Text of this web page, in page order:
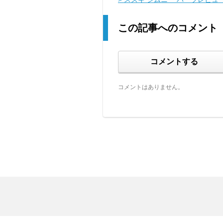
この記事へのコメント
コメントする
コメントはありません。